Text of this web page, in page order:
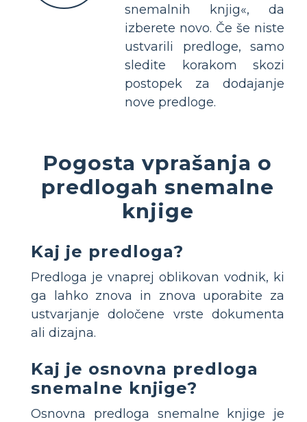
snemalnih knjig«, da
izberete novo. Če še niste
ustvarili predloge, samo
sledite korakom skozi
postopek za dodajanje
nove predloge.
Pogosta vprašanja o
predlogah snemalne
knjige
Kaj je predloga?
Predloga je vnaprej oblikovan vodnik, ki
ga lahko znova in znova uporabite za
ustvarjanje določene vrste dokumenta
ali dizajna.
Kaj je osnovna predloga
snemalne knjige?
Osnovna predloga snemalne knjige je